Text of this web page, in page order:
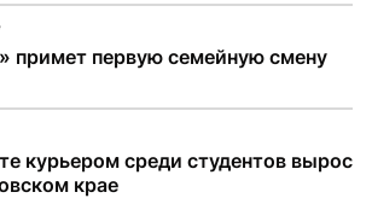
примет первую семейную смену
курьером среди студентов вырос
крае